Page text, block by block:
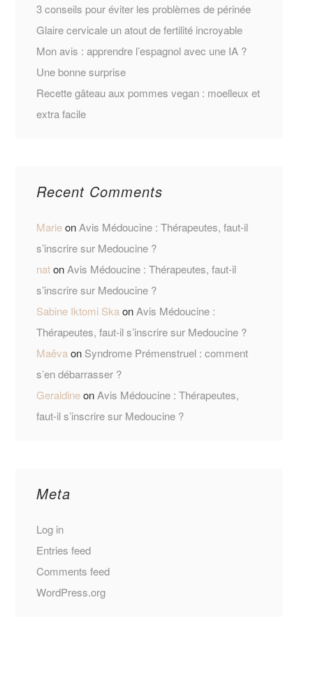
3 conseils pour éviter les problèmes de périnée
Glaire cervicale un atout de fertilité incroyable
Mon avis : apprendre l’espagnol avec une IA ?
Une bonne surprise
Recette gâteau aux pommes vegan : moelleux et
extra facile
Recent Comments
MarieonAvis Médoucine : Thérapeutes, faut-il
s’inscrire sur Medoucine ?
natonAvis Médoucine : Thérapeutes, faut-il
s’inscrire sur Medoucine ?
Sabine Iktomi SkaonAvis Médoucine :
Thérapeutes, faut-il s’inscrire sur Medoucine ?
Maëvaon Syndrome Prémenstruel : comment
s’en débarrasser ?
GeraldineonAvis Médoucine : Thérapeutes,
faut-il s’inscrire sur Medoucine ?
Meta
Log in
Entries feed
Comments feed
WordPress.org